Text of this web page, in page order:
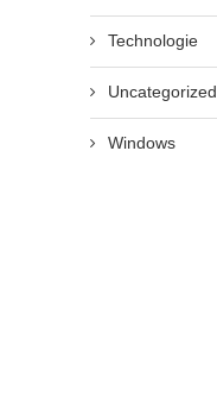
Technologie
Uncategorized
Windows